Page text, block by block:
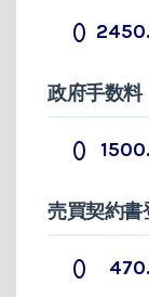
政府手数料
売買契約書